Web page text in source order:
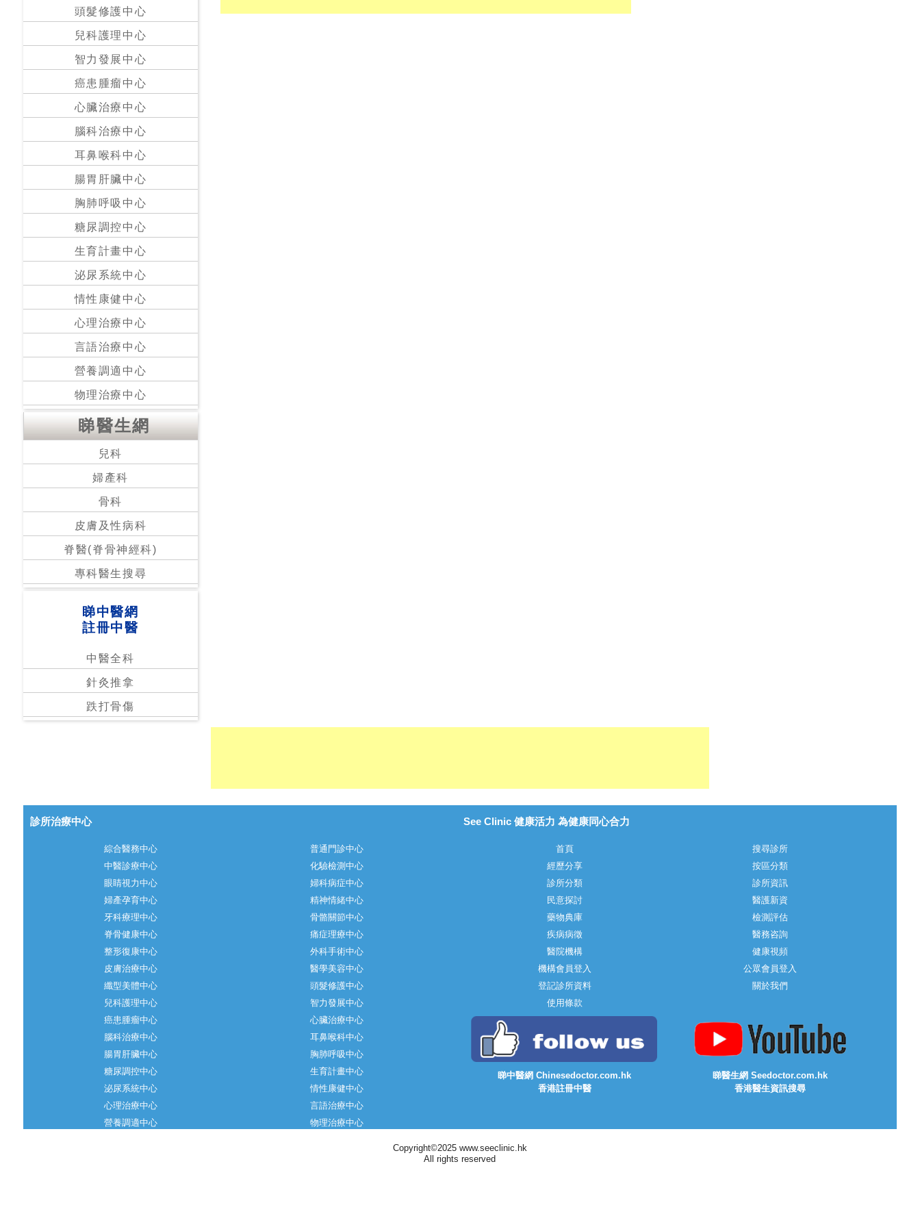
醫
醫
院
頭髮修護中心
兒科護理中心
智力發展中心
癌患腫瘤中心
心臟治療中心
腦科治療中心
耳鼻喉科中心
腸胃肝臟中心
胸肺呼吸中心
糖尿調控中心
生育計畫中心
泌尿系統中心
情性康健中心
心理治療中心
言語治療中心
營養調適中心
物理治療中心
睇醫生網
兒科
婦產科
骨科
皮膚及性病科
脊醫(脊骨神經科)
專科醫生搜尋
睇中醫網
註冊中醫
中醫全科
針灸推拿
跌打骨傷
診所治療中心
綜合醫務中心
普通門診中心
中醫診療中心
化驗檢測中心
眼睛視力中心
婦科病症中心
婦產孕育中心
精神情緒中心
牙科療理中心
骨骼關節中心
脊骨健康中心
痛症理療中心
整形復康中心
外科手術中心
皮膚治療中心
醫學美容中心
纖型美體中心
頭髮修護中心
兒科護理中心
智力發展中心
癌患腫瘤中心
心臟治療中心
腦科治療中心
耳鼻喉科中心
腸胃肝臟中心
胸肺呼吸中心
糖尿調控中心
生育計畫中心
泌尿系統中心
情性康健中心
心理治療中心
言語治療中心
營養調適中心
物理治療中心
See Clinic 健康活力 為健康同心合力
首頁
搜尋診所
經歷分享
按區分類
診所分類
診所資訊
民意探討
醫護新資
藥物典庫
檢測評估
疾病病徵
醫務咨詢
醫院機構
健康視頻
機構會員登入
公眾會員登入
登記診所資料
關於我們
使用條款
睇中醫網 Chinesedoctor.com.hk
香港註冊中醫
睇醫生網 Seedoctor.com.hk
香港醫生資訊搜尋
Copyright©2025 www.seeclinic.hk
All rights reserved